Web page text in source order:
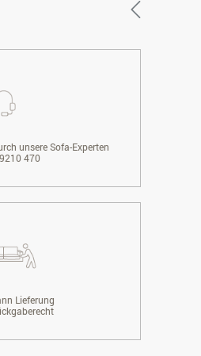
unsere Sofa-Experten
470
Lieferung